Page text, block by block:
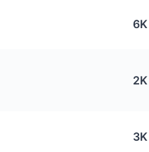
6K
2K
3K